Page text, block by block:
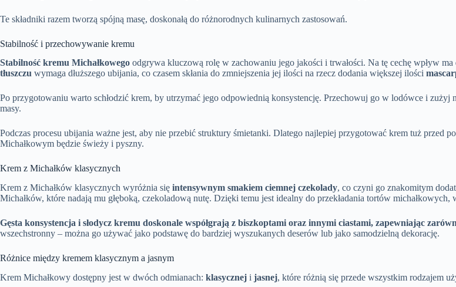
Te składniki razem tworzą spójną masę, doskonałą do różnorodnych kulinarnych zastosowań.
Stabilność i przechowywanie kremu
Stabilność kremu Michałkowego odgrywa kluczową rolę w zachowaniu jego jakości i trwałości. Na tę cechę wpływ
tłuszczu wymaga dłuższego ubijania, co czasem skłania do zmniejszenia jej ilości na rzecz dodania większej ilości
Po przygotowaniu warto schłodzić krem, by utrzymać jego odpowiednią konsystencję. Przechowuj go w lodówce i zużyj
masy.
Podczas procesu ubijania ważne jest, aby nie przebić struktury śmietanki. Dlatego najlepiej przygotować krem tuż przed
Michałkowym będzie świeży i pyszny.
Krem z Michałków klasycznych
Krem z Michałków klasycznych wyróżnia się intensywnym smakiem ciemnej czekolady, co czyni go znakomitym
Michałków, które nadają mu głęboką, czekoladową nutę. Dzięki temu jest idealny do przekładania tortów michałkowych,
Gęsta konsystencja i słodycz kremu doskonale współgrają z biszkoptami oraz innymi ciastami, zapewniając
wszechstronny – można go używać jako podstawę do bardziej wyszukanych deserów lub jako samodzielną dekorację.
Różnice między kremem klasycznym a jasnym
Krem Michałkowy dostępny jest w dwóch odmianach: klasycznej i jasnej, które różnią się przede wszystkim rodzajem